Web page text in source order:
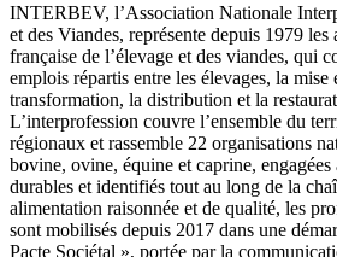
INTERBEV, l’Association Nationale
et des Viandes, représente depuis 1979
française de l’élevage et des viandes, qui
emplois répartis entre les élevages, la mise
transformation, la distribution et la
L’interprofession couvre l’ensemble du
régionaux et rassemble 22 organisations
bovine, ovine, équine et caprine,
durables et identifiés tout au long de la
alimentation raisonnée et de qualité, les
sont mobilisés depuis 2017 dans une
Pacte Sociétal », portée par la